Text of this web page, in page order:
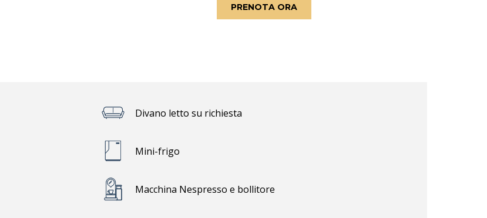
PRENOTA ORA
Divano letto su richiesta
Mini-frigo
Macchina Nespresso e bollitore